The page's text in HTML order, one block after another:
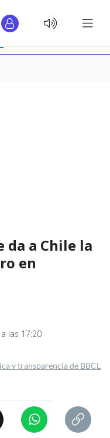
da a Chile la
en
las 17:20
y transparencia de BBCL